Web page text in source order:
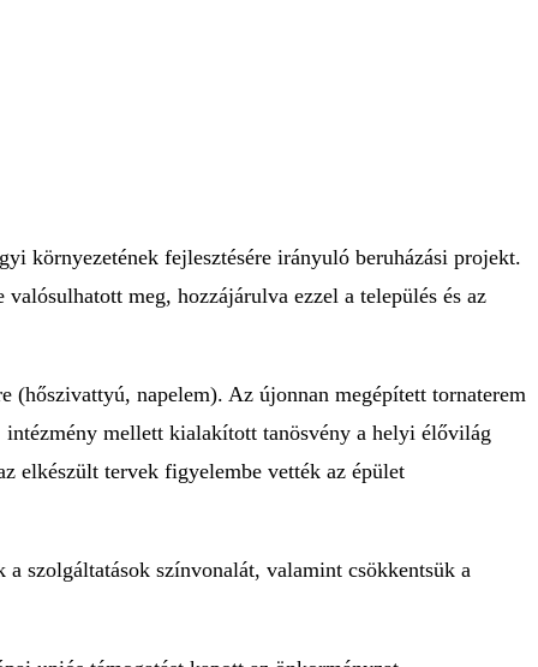
környezetének fejlesztésére irányuló beruházási projekt.
meg, hozzájárulva ezzel a település és az
napelem). Az újonnan megépített tornaterem
intézmény mellett kialakított tanösvény a helyi élővilág
elkészült tervek figyelembe vették az épület
szolgáltatások színvonalát, valamint csökkentsük a